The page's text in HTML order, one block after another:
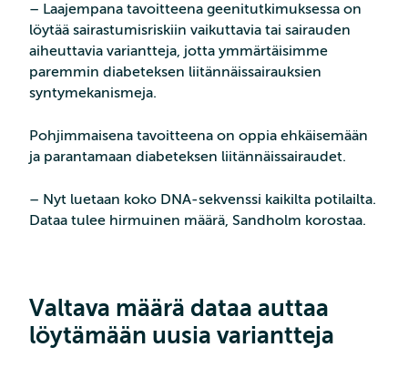
– Laajempana tavoitteena geenitutkimuksessa on
löytää sairastumisriskiin vaikuttavia tai sairauden
aiheuttavia variantteja, jotta ymmärtäisimme
paremmin diabeteksen liitännäissairauksien
syntymekanismeja.
Pohjimmaisena tavoitteena on oppia ehkäisemään
ja parantamaan diabeteksen liitännäissairaudet.
– Nyt luetaan koko DNA-sekvenssi kaikilta potilailta.
Dataa tulee hirmuinen määrä, Sandholm korostaa.
Valtava määrä dataa auttaa
löytämään uusia variantteja